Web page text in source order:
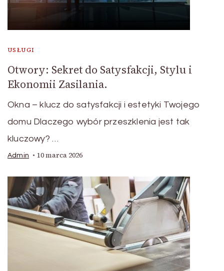
USŁUGI
Otwory: Sekret do Satysfakcji, Stylu i
Ekonomii Zasilania.
Okna – klucz do satysfakcji i estetyki Twojego
domu Dlaczego wybór przeszklenia jest tak
kluczowy? …
Admin 10 marca 2026